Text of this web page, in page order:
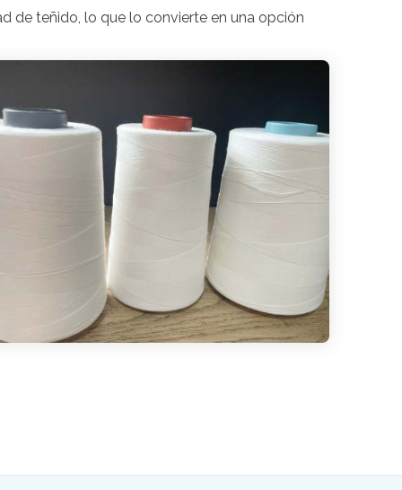
de teñido, lo que lo convierte en una opción